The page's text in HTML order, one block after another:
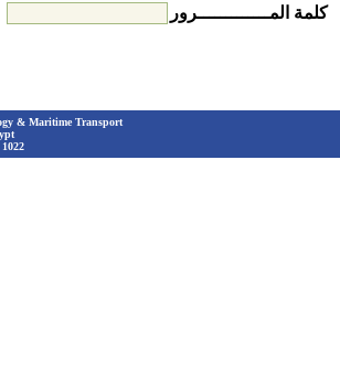
كلمة المـــــــــــــرور
& Maritime Transport